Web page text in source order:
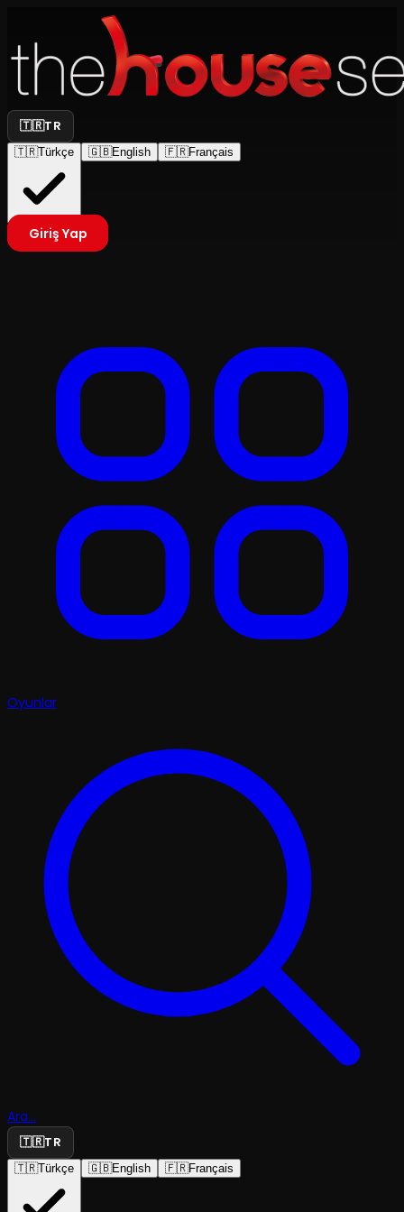
🇹🇷TR
🇹🇷Türkçe 🇬🇧English 🇫🇷Français
Giriş Yap
Oyunlar
Ara...
🇹🇷TR
🇹🇷Türkçe 🇬🇧English 🇫🇷Français